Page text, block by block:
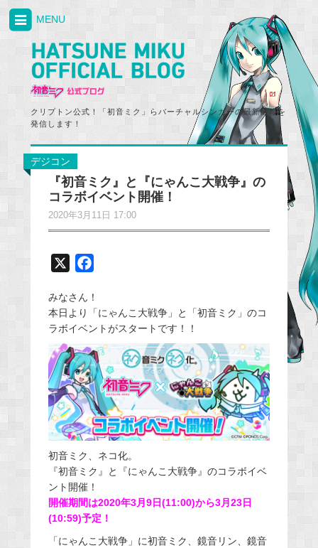
クリプトン公式！「初音ミク」らバーチャルシンガーの最新情報を
発信します！
MENU
デジコン
『初音ミク』と『にゃんこ大戦争』の
コラボイベント開催！
2020年3月11日 17:00
c
e
o
o
k
みなさん！
本日より「にゃんこ大戦争」と「初音ミク」のコ
ラボイベントがスタートです！！
初音ミク、ネコ化。
『初音ミク』と『にゃんこ大戦争』のコラボイベ
ント開催！
開催期間は2020年3月9日(11:00)から3月23日
(10:59)予定！
「にゃんこ大戦争」に初音ミク、鏡音リン、鏡音